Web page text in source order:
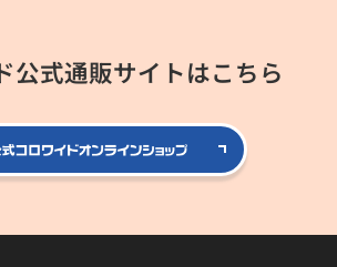
公式通販サイトはこちら
公式コロ